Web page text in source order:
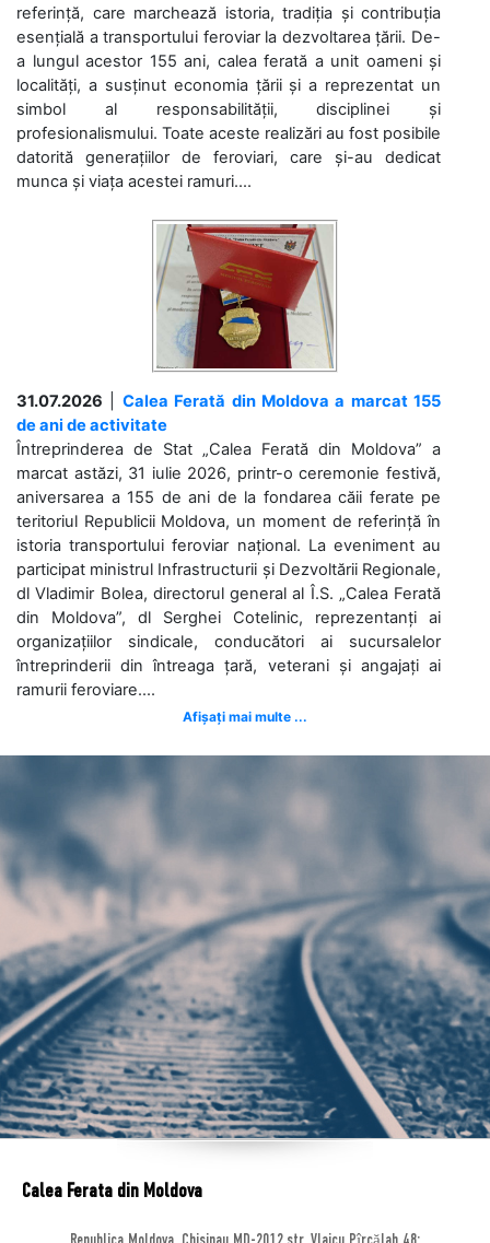
referință, care marchează istoria, tradiția și contribuția
esențială a transportului feroviar la dezvoltarea țării. De-
a lungul acestor 155 ani, calea ferată a unit oameni și
localități, a susținut economia țării și a reprezentat un
simbol al responsabilității, disciplinei și
profesionalismului. Toate aceste realizări au fost posibile
datorită generațiilor de feroviari, care și-au dedicat
munca și viața acestei ramuri....
31.07.2026
Calea Ferată din Moldova a marcat 155
de ani de activitate
Întreprinderea de Stat „Calea Ferată din Moldova” a
marcat astăzi, 31 iulie 2026, printr-o ceremonie festivă,
aniversarea a 155 de ani de la fondarea căii ferate pe
teritoriul Republicii Moldova, un moment de referință în
istoria transportului feroviar național. La eveniment au
participat ministrul Infrastructurii și Dezvoltării Regionale,
dl Vladimir Bolea, directorul general al Î.S. „Calea Ferată
din Moldova”, dl Serghei Cotelinic, reprezentanți ai
organizațiilor sindicale, conducători ai sucursalelor
întreprinderii din întreaga țară, veterani și angajați ai
ramurii feroviare....
Afișați mai multe ...
Calea Ferata din Moldova